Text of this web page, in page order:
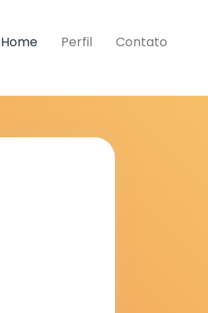
Home Perfil Contato